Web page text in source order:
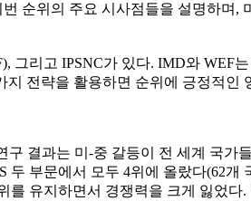
순위의 주요 시사점들을 설명하며
리고 IPSNC가 있다. IMD와 WEF
전략을 활용하면 순위에 긍정적인
결과는 미-중 갈등이 전 세계 국가
부문에서 모두 4위에 올랐다(62개
유지하면서 경쟁력을 크게 잃었다